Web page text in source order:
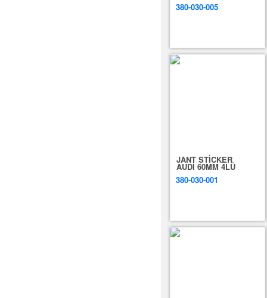
380-030-005
JANT STİCKER
AUDİ 60MM 4LÜ
380-030-001